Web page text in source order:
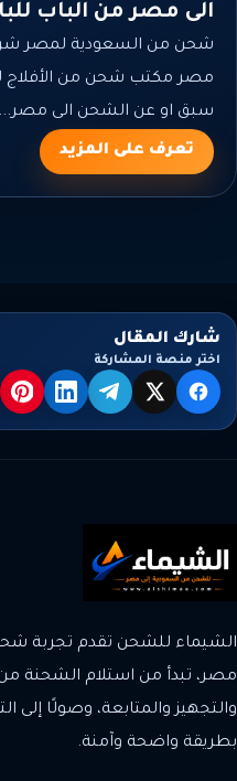
الى مصر من الباب
شحن من السعودية لمصر
مصر مكتب شحن من الأفلاج
سبق او عن الشحن الى مصر...
تعرف على المزيد
شارك المقال
اختر منصة المشاركة
فيسبوك
X تيليجراملينكدإن
الشيماء للشحن تقدم تجربة
مصر، تبدأ من استلام الشحنة
والتجهيز والمتابعة، وصولًا
بطريقة واضحة وآمنة.